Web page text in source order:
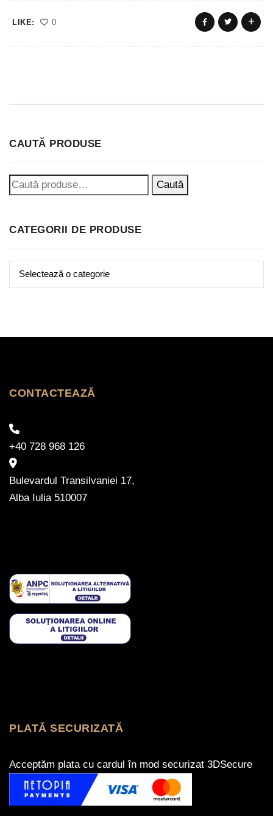
LIKE: 0
CAUTĂ PRODUSE
Caută
CATEGORII DE PRODUSE
CONTACTEAZĂ
+40 728 968 126
Bulevardul Transilvaniei 17,
Alba Iulia 510007
PLATĂ SECURIZATĂ
Acceptăm plata cu cardul în mod securizat 3DSecure